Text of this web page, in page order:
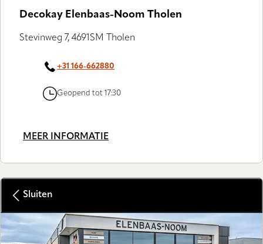
Decokay Elenbaas-Noom Tholen
Stevinweg 7, 4691SM Tholen
+31 166-662880
Geopend tot 17:30
MEER INFORMATIE
Sluiten